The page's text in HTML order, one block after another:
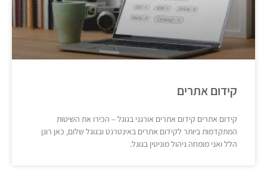
קידום אתרים
קידום אתרים קידום אתרים אורגני בגוגל – הכירו את השיטות
המתקדמות ביותר לקידום אתרים באינטרנט ובגוגל שלום, כאן רונן
הלל ואני מומחה ניהול מוניטין בגוגל.